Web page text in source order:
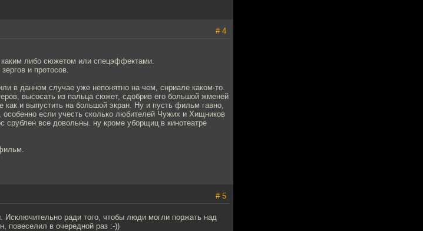
# 4
либо сюжетом или спецэффектами.
и протосов.
в данном случае уже непонятно на чем, снриале каком-то.
высосать из пальца сюжет, сдобрив его большой жменей
как и выпустить на большой экран. Ну и пусть фильм гавно,
особенно если учесть сколько любителей Чужих и Хищников
срублен все довольны. ну кроме уборщиц в кинотеатре
# 5
ради того, чтобы люди могли поржать над
повеселил в очередной раз :-))